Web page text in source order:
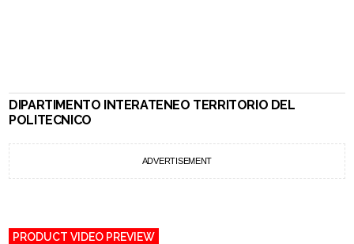
DIPARTIMENTO INTERATENEO TERRITORIO DEL
POLITECNICO
ADVERTISEMENT
PRODUCT VIDEO PREVIEW